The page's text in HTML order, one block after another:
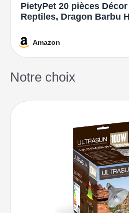
PietyPet 20 pièces
Reptiles, Dragon Barbu
d'escalade et Lierre
Escalade, Caméléon,
Tortue
Amazon
Notre choix